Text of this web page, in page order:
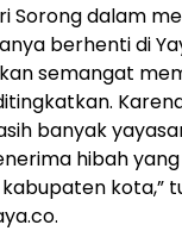
Sorong dalam
berhenti di
semangat
banyak
hibah
kota,”